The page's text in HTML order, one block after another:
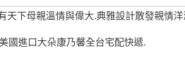
天下母親溫情與偉大.典雅設計散發親情
國進口大朵康乃馨全台宅配快遞.